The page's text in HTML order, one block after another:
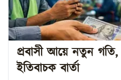
হংকংবিষয়ক মিশনপ্রধান ইভ
শেষে সাংবাদিকদের তিনি এসব
জানান, কোন
প্রবাসী আয়ে নতুন গতি,
ইতিবাচক বার্তা